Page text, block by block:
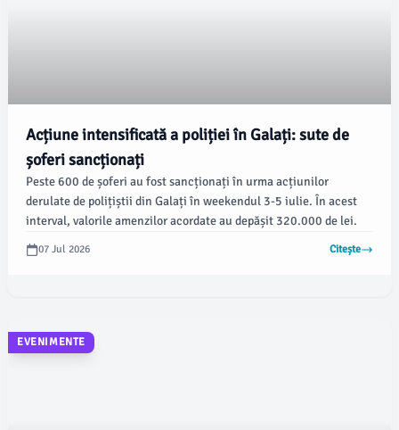
Acțiune intensificată a poliției în Galați: sute de
șoferi sancționați
Peste 600 de șoferi au fost sancționați în urma acțiunilor
derulate de polițiștii din Galați în weekendul 3-5 iulie. În acest
interval, valorile amenzilor acordate au depășit 320.000 de lei.
07 Jul 2026 Citește
EVENIMENTE